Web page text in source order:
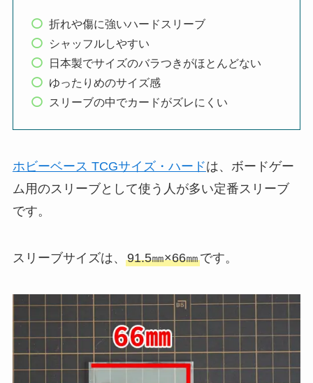
折れや傷に強いハードスリーブ
シャッフルしやすい
日本製でサイズのバラつきがほとんどない
ゆったりめのサイズ感
スリーブの中でカードがズレにくい
ホビーベース TCGサイズ・ハードは、ボードゲー
ム用のスリーブとして使う人が多い定番スリーブ
です。
スリーブサイズは、 91.5㎜×66㎜です。